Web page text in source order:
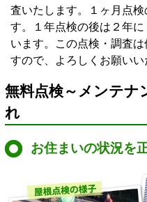
査いたします。１ヶ月点
す。１年点検の後は２年
います。この点検・調査
すので、よろしくお願いい
無料点検～メンテナ
れ
お住まいの状況を